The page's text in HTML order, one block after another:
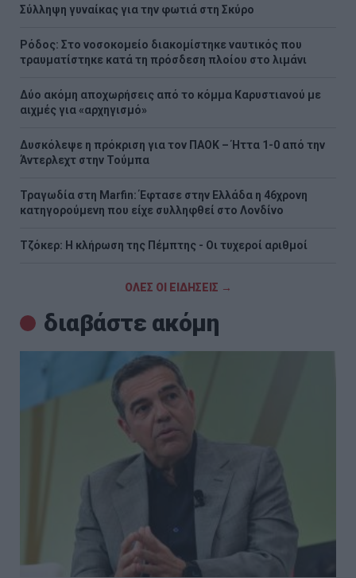
Σύλληψη γυναίκας για την φωτιά στη Σκύρο
Ρόδος: Στο νοσοκομείο διακομίστηκε ναυτικός που
τραυματίστηκε κατά τη πρόσδεση πλοίου στο λιμάνι
Δύο ακόμη αποχωρήσεις από το κόμμα Καρυστιανού με
αιχμές για «αρχηγισμό»
Δυσκόλεψε η πρόκριση για τον ΠΑΟΚ – Ήττα 1-0 από την
Άντερλεχτ στην Τούμπα
Τραγωδία στη Marfin: Έφτασε στην Ελλάδα η 46χρονη
κατηγορούμενη που είχε συλληφθεί στο Λονδίνο
Τζόκερ: Η κλήρωση της Πέμπτης - Οι τυχεροί αριθμοί
ΟΛΕΣ ΟΙ ΕΙΔΗΣΕΙΣ →
διαβάστε ακόμη